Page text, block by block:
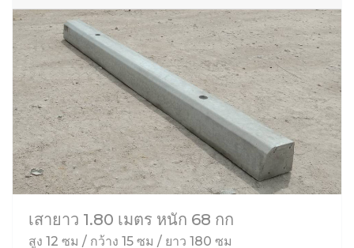
เสายาว 1.80 เมตร หนัก 68 กก
สูง 12 ซม / กว้าง 15 ซม / ยาว 180 ซม